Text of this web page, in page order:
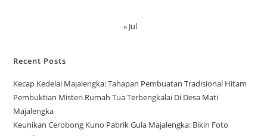
« Jul
Recent Posts
Kecap Kedelai Majalengka: Tahapan Pembuatan Tradisional Hitam
Pembuktian Misteri Rumah Tua Terbengkalai Di Desa Mati
Majalengka
Keunikan Cerobong Kuno Pabrik Gula Majalengka: Bikin Foto